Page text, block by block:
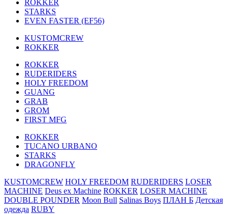
ROKKER
STARKS
EVEN FASTER (EF56)
KUSTOMCREW
ROKKER
ROKKER
RUDERIDERS
HOLY FREEDOM
GUANG
GRAB
GROM
FIRST MFG
ROKKER
TUCANO URBANO
STARKS
DRAGONFLY
KUSTOMCREW HOLY FREEDOM RUDERIDERS LOSER
MACHINE Deus ex Machine ROKKER LOSER MACHINE
DOUBLE POUNDER Moon Bull Salinas Boys ПЛАН Б Детская
одежда RUBY